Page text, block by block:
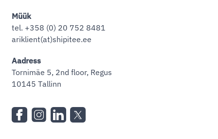
Müük
tel. +358 (0) 20 752 8481
ariklient(at)shipitee.ee
Aadress
Tornimäe 5, 2nd floor, Regus
10145 Tallinn